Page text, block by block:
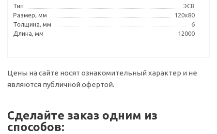
Тип
ЭСВ
Размер, мм
120x80
Толщина, мм
6
Длина, мм
12000
Цены на сайте носят ознакомительный характер и не
являются публичной офертой.
Сделайте заказ одним из
способов: